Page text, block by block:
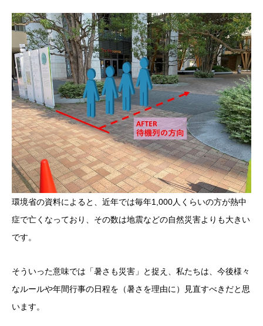
環境省の資料によると、近年では毎年1,000人くらいの方が熱中
症で亡くなっており、その数は地震などの自然災害よりも大きい
です。
そういった意味では「暑さも災害」と捉え、私たちは、今後様々
なルールや年間行事の日程を（暑さを理由に）見直すべきだと思
います。